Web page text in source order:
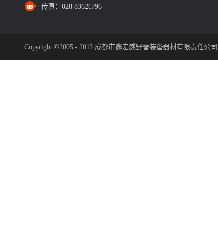
传真： 028-83626796
Copyright ©2005 - 2013 成都市鑫宏威野营装备器材有限责任公司